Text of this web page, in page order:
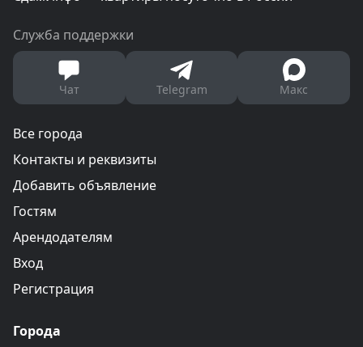
Служба поддержки
Чат Telegram Макс
Все города
Контакты и реквизиты
Добавить объявление
Гостям
Арендодателям
Вход
Регистрация
Города